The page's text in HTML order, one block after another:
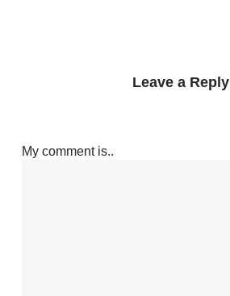
Leave a Reply
My comment is..